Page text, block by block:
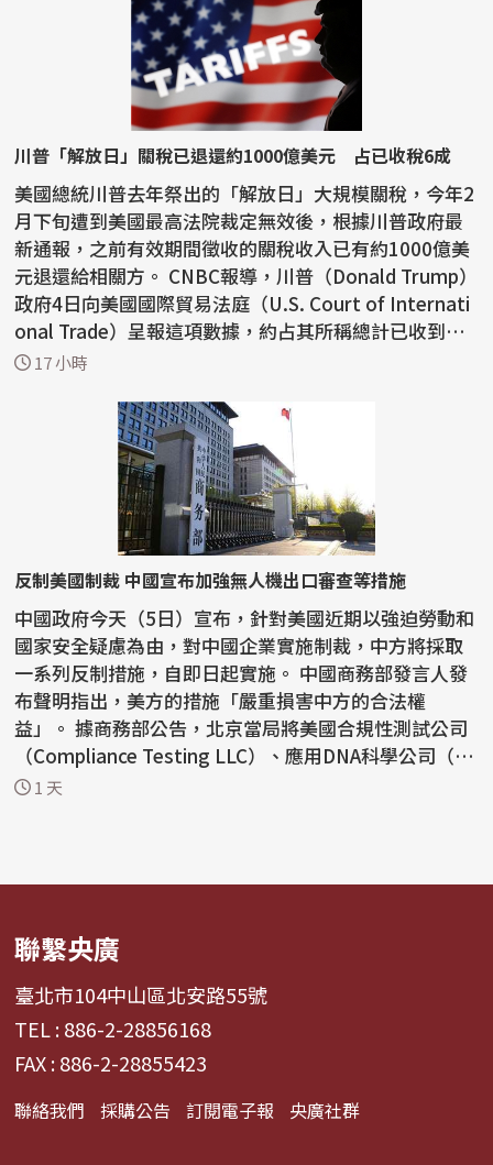
川普「解放日」關稅已退還約1000億美元 占已收稅6成
美國總統川普去年祭出的「解放日」大規模關稅，今年2
月下旬遭到美國最高法院裁定無效後，根據川普政府最
新通報，之前有效期間徵收的關稅收入已有約1000億美
元退還給相關方。 CNBC報導，川普（Donald Trump）
政府4日向美國國際貿易法庭（U.S. Court of Internati
onal Trade）呈報這項數據，約占其所稱總計已收到約1
66...17 小時
反制美國制裁 中國宣布加強無人機出口審查等措施
中國政府今天（5日）宣布，針對美國近期以強迫勞動和
國家安全疑慮為由，對中國企業實施制裁，中方將採取
一系列反制措施，自即日起實施。 中國商務部發言人發
布聲明指出，美方的措施「嚴重損害中方的合法權
益」。 據商務部公告，北京當局將美國合規性測試公司
（Compliance Testing LLC）、應用DNA科學公司（Ap
plied...
1 天
聯繫央廣
臺北市104中山區北安路55號
TEL : 886-2-28856168
FAX : 886-2-28855423
聯絡我們 採購公告 訂閱電子報 央廣社群